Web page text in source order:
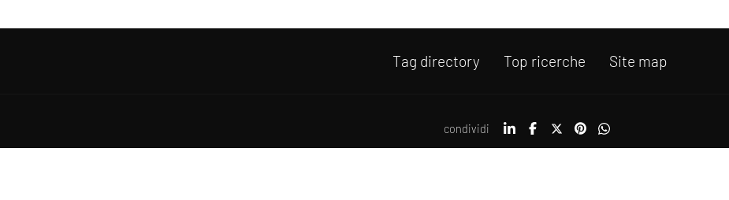
Tag directory Top ricerche Site map
condividi